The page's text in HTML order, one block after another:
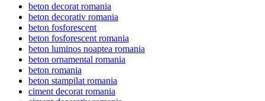
beton decorat romania
beton decorativ romania
beton fosforescent
beton fosforescent romania
beton luminos noaptea romania
beton ornamental romania
beton romania
beton stampilat romania
ciment decorat romania